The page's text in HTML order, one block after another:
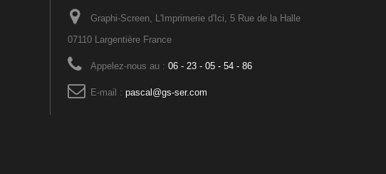
Graphi-Screen, L'Imprimerie d'Ici, 5 Rue de la Halle
07110 Largentière France
Appelez-nous au : 06 - 23 - 05 - 54 - 86
E-mail : pascal@gs-ser.com